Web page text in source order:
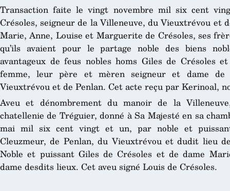
Transaction faite le vingt novembre mil six cent
Crésoles, seigneur de la Villeneuve, du Vieuxtrévou et
Marie, Anne, Louise et Marguerite de Crésoles, ses
qu’ils avaient pour le partage noble des biens
avantageux de feus nobles homs Giles de Crésoles
femme, leur père et mèren seigneur et dame de
Vieuxtrévou et de Penlan. Cet acte reçu par Kerinoal,
Aveu et dénombrement du manoir de la
chatellenie de Tréguier, donné à Sa Majesté en sa
mai mil six cent vingt et un, par noble et
Cleuzmeur, de Penlan, du Vieuxtrévou et dudit lieu
Noble et puissant Giles de Crésoles et de dame
dame desdits lieux. Cet aveu signé Louis de Crésoles.